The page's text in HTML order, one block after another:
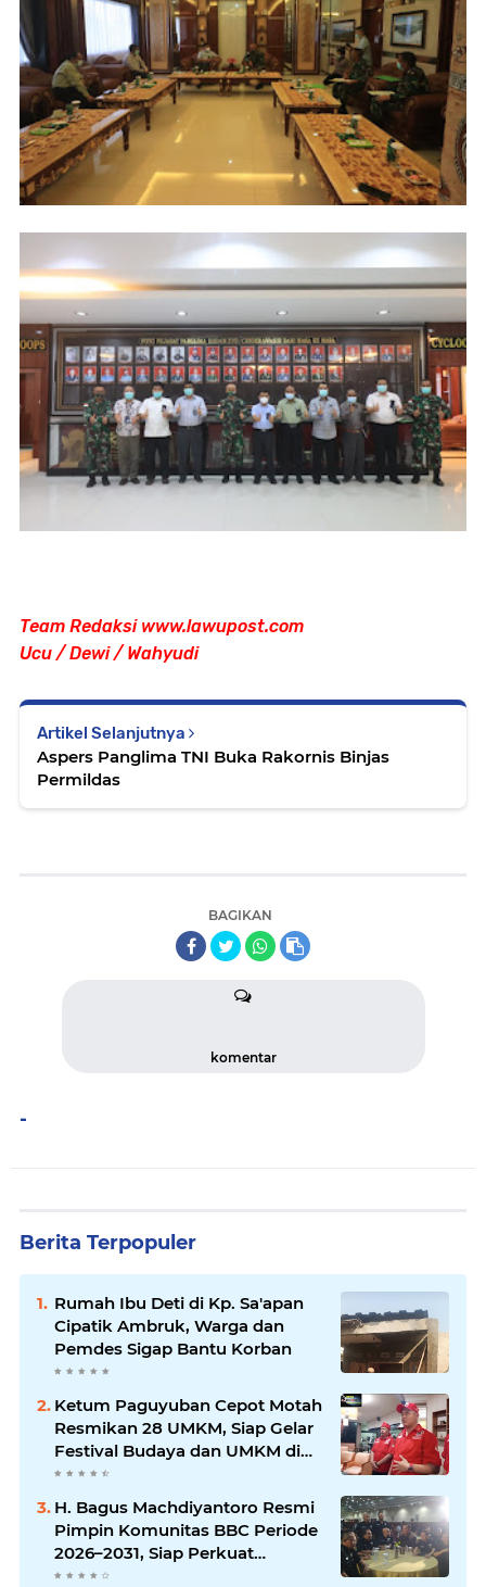
Team Redaksi www.lawupost.com
Ucu / Dewi / Wahyudi
Artikel Selanjutnya
Aspers Panglima TNI Buka Rakornis Binjas
Permildas
BAGIKAN
komentar
-
Berita Terpopuler
Rumah Ibu Deti di Kp. Sa'apan
Cipatik Ambruk, Warga dan
Pemdes Sigap Bantu Korban
Ketum Paguyuban Cepot Motah
Resmikan 28 UMKM, Siap Gelar
Festival Budaya dan UMKM di
Jalan Braga
H. Bagus Machdiyantoro Resmi
Pimpin Komunitas BBC Periode
2026–2031, Siap Perkuat
Solidaritas dan Hadirkan